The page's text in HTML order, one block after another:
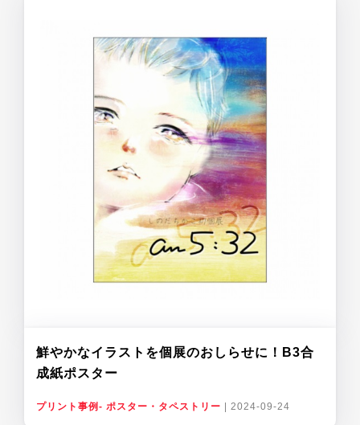
鮮やかなイラストを個展のおしらせに！B3合
成紙ポスター
プリント事例- ポスター・タペストリー 2024-09-24